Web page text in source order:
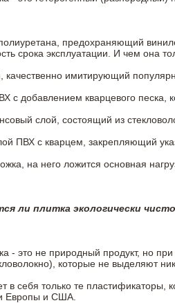
предохраняющий
срока эксплуатации. И чем она
качественно имитирующий
с добавлением кварцевого песка,
слой, состоящий из
ПВХ с кварцем, закрепляющий
на него ложится основная
ли плитка экологически
- это не природный продукт, но
которые не выделяют
в себя только те
Европы и США.